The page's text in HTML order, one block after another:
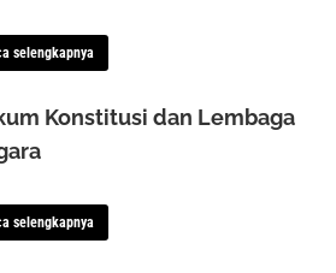
selengkapnya
Konstitusi dan Lembaga
selengkapnya